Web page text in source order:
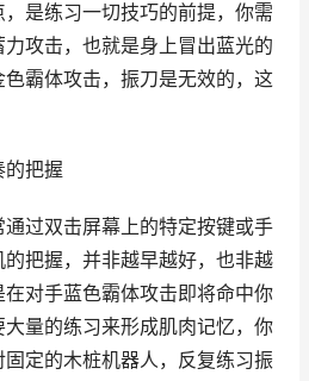
是练习一切技巧的前提，你需
攻击，也就是身上冒出蓝光的
霸体攻击，振刀是无效的，这
的把握
过双击屏幕上的特定按键或手
把握，并非越早越好，也非越
对手蓝色霸体攻击即将命中你
量的练习来形成肌肉记忆，你
定的木桩机器人，反复练习振